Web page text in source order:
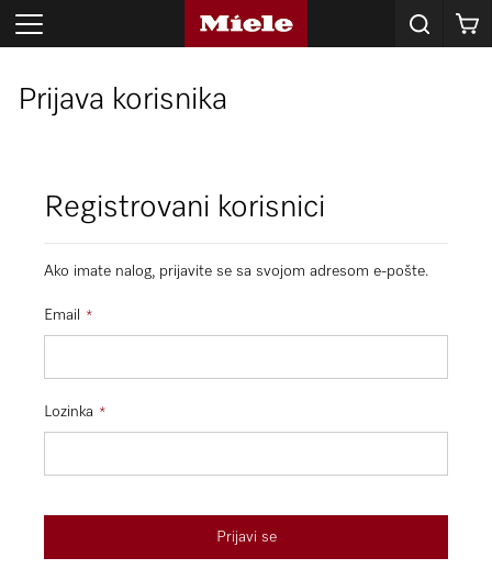
Korpa
Prijava korisnika
Registrovani korisnici
Ako imate nalog, prijavite se sa svojom adresom e-pošte.
Email
Lozinka
Prijavi se